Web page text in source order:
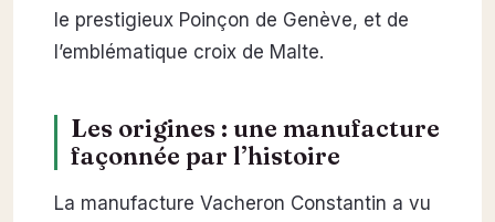
le prestigieux Poinçon de Genève, et de
l’emblématique croix de Malte.
Les origines : une manufacture
façonnée par l’histoire
La manufacture Vacheron Constantin a vu